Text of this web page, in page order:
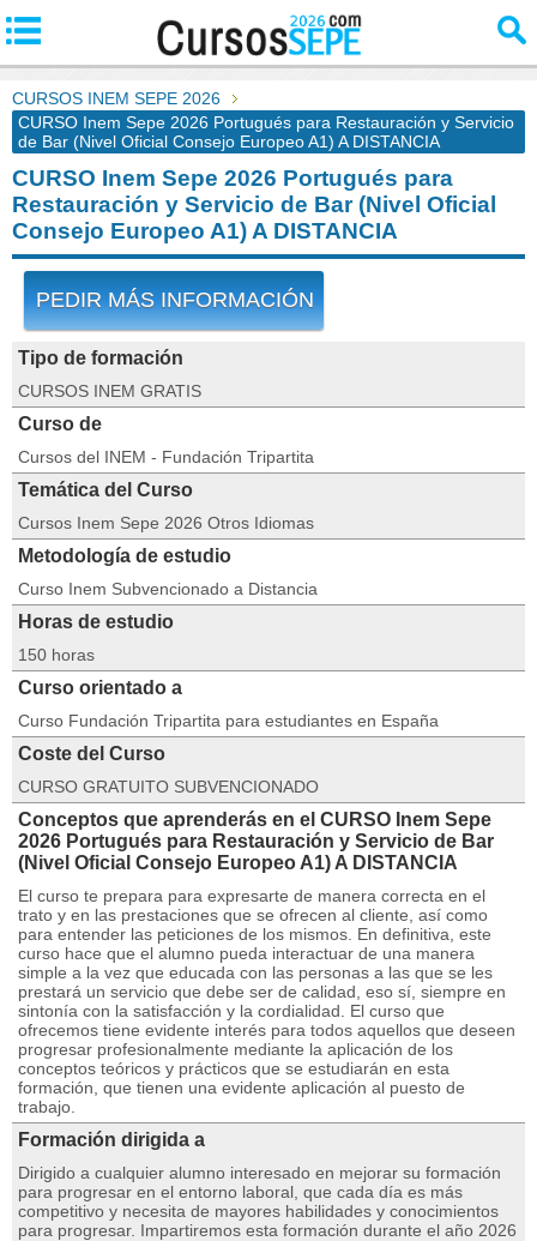
CURSOS INEM SEPE 2026
CURSO Inem Sepe 2026 Portugués para Restauración y Servicio
de Bar (Nivel Oficial Consejo Europeo A1) A DISTANCIA
CURSO Inem Sepe 2026 Portugués para
Restauración y Servicio de Bar (Nivel Oficial
Consejo Europeo A1) A DISTANCIA
PEDIR MÁS INFORMACIÓN
Tipo de formación
CURSOS INEM GRATIS
Curso de
Cursos del INEM - Fundación Tripartita
Temática del Curso
Cursos Inem Sepe 2026 Otros Idiomas
Metodología de estudio
Curso Inem Subvencionado a Distancia
Horas de estudio
150 horas
Curso orientado a
Curso Fundación Tripartita para estudiantes en España
Coste del Curso
CURSO GRATUITO SUBVENCIONADO
Conceptos que aprenderás en el CURSO Inem Sepe
2026 Portugués para Restauración y Servicio de Bar
(Nivel Oficial Consejo Europeo A1) A DISTANCIA
El curso te prepara para expresarte de manera correcta en el
trato y en las prestaciones que se ofrecen al cliente, así como
para entender las peticiones de los mismos. En definitiva, este
curso hace que el alumno pueda interactuar de una manera
simple a la vez que educada con las personas a las que se les
prestará un servicio que debe ser de calidad, eso sí, siempre en
sintonía con la satisfacción y la cordialidad. El curso que
ofrecemos tiene evidente interés para todos aquellos que deseen
progresar profesionalmente mediante la aplicación de los
conceptos teóricos y prácticos que se estudiarán en esta
formación, que tienen una evidente aplicación al puesto de
trabajo.
Formación dirigida a
Dirigido a cualquier alumno interesado en mejorar su formación
para progresar en el entorno laboral, que cada día es más
competitivo y necesita de mayores habilidades y conocimientos
para progresar. Impartiremos esta formación durante el año 2026